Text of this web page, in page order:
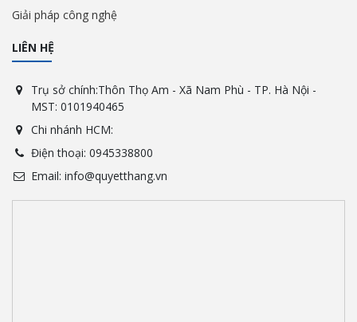
Giải pháp công nghệ
LIÊN HỆ
Trụ sở chính:Thôn Thọ Am - Xã Nam Phù - TP. Hà Nội -
MST: 0101940465
Chi nhánh HCM:
Điện thoại: 0945338800
Email: info@quyetthang.vn